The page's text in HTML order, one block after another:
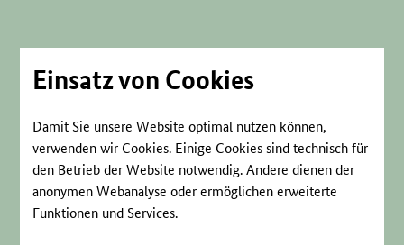
Einsatz von Cookies
Damit Sie unsere Website optimal nutzen können,
verwenden wir Cookies. Einige Cookies sind technisch für
den Betrieb der Website notwendig. Andere dienen der
anonymen Webanalyse oder ermöglichen erweiterte
Funktionen und Services.